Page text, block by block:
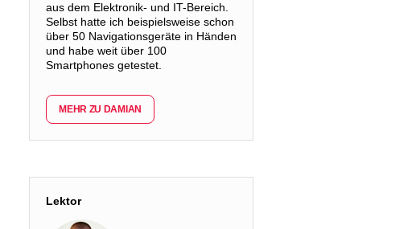
aus dem Elektronik- und IT-Bereich.
Selbst hatte ich beispielsweise schon
über 50 Navigationsgeräte in Händen
und habe weit über 100
Smartphones getestet.
MEHR ZU DAMIAN
Lektor